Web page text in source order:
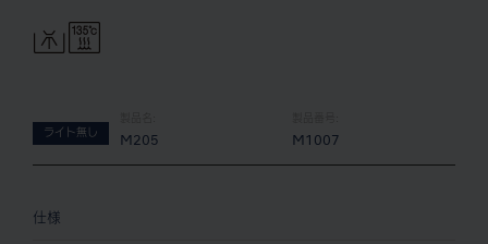
ライト無し
M205 M1007
仕様